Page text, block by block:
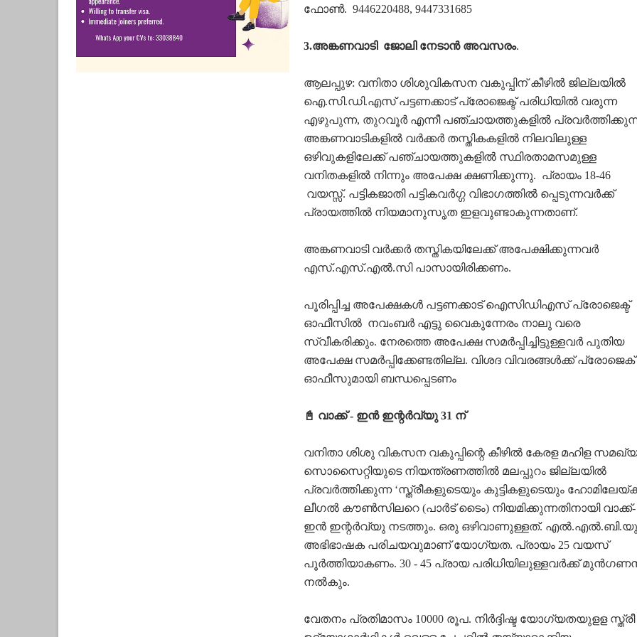
ഫോണ്‍. 9446220488, 9447331685
3.അങ്കണവാടി ജോലി നേടാൻ അവസരം.
ആലപ്പുഴ: വനിതാ ശിശുവികസന വകുപ്പിന് കീഴിൽ ജില്ലയിൽ
ഐ.സി.ഡി.എസ് പട്ടണക്കാട് പ്രോജെക്ട് പരിധിയിൽ വരുന്ന
എഴുപുന്ന, തുറവൂർ എന്നീ പഞ്ചായത്തുകളിൽ
അങ്കണവാടികളിൽ വർക്കർ തസ്തികകളിൽ നിലവിലുള്ള
ഒഴിവുകളിലേക്ക് പഞ്ചായത്തുകളിൽ സ്ഥിരതാമസമുള്ള
വനിതകളിൽ നിന്നും അപേക്ഷ ക്ഷണിക്കുന്നു. പ്രായം 18-46
വയസ്സ്. പട്ടികജാതി പട്ടികവർഗ്ഗ വിഭാഗത്തിൽ പ്പെടുന്നവർക്ക്
പ്രായത്തിൽ നിയമാനുസൃത ഇളവുണ്ടാകുന്നതാണ്.
അങ്കണവാടി വർക്കർ തസ്തികയിലേക്ക് അപേക്ഷിക്കുന്നവർ
എസ്.എസ്.എൽ.സി പാസായിരിക്കണം.
പൂരിപ്പിച്ച അപേക്ഷകൾ പട്ടണക്കാട് ഐസിഡിഎസ് പ്രോജെക്ട്
ഓഫീസിൽ നവംബർ എട്ടു വൈകുന്നേരം നാലു വരെ
സ്വീകരിക്കും. നേരത്തെ അപേക്ഷ സമർപ്പിച്ചിട്ടുള്ളവർ പുതിയ
അപേക്ഷ സമർപ്പിക്കേണ്ടതില്ല. വിശദ വിവരങ്ങൾക്ക് പ്രോജെക്
ഓഫീസുമായി ബന്ധപ്പെടണം
📓 വാക്ക് - ഇൻ ഇന്റർവ്യു 31 ന്
വനിതാ ശിശു വികസന വകുപ്പിന്റെ കീഴിൽ കേരള മഹിള സമഖ്യ
സൊസൈറ്റിയുടെ നിയന്ത്രണത്തിൽ മലപ്പുറം ജില്ലയിൽ
പ്രവർത്തിക്കുന്ന ‘സ്ത്രീകളുടെയും കുട്ടികളുടെയും
ലീഗൽ കൗൺസിലറെ (പാർട് ടൈം) നിയമിക്കുന്നതിനായി വാക്ക്-
ഇൻ ഇന്റർവ്യു നടത്തും. ഒരു ഒഴിവാണുള്ളത്.
അഭിഭാഷക പരിചയവുമാണ് യോഗ്യത. പ്രായം 25 വയസ്
പൂർത്തിയാകണം. 30 - 45 പ്രായ പരിധിയിലുള്ളവർക്ക്
നൽകും.
വേതനം പ്രതിമാസം 10000 രൂപ. നിർദ്ദിഷ്ട യോഗ്യതയുളള സ്ത്രീ